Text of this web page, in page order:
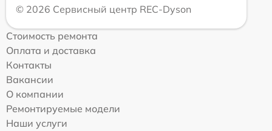
© 2026 Сервисный центр REC-Dyson
Стоимость ремонта
Оплата и доставка
Контакты
Вакансии
О компании
Ремонтируемые модели
Наши услуги